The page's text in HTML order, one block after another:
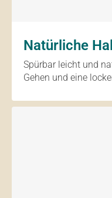
Natürliche
Spürbar leicht und
Gehen und eine